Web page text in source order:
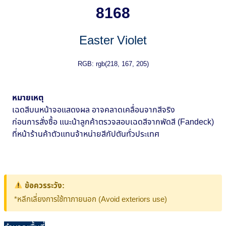
8168
Easter Violet
RGB: rgb(218, 167, 205)
หมายเหตุ
เฉดสีบนหน้าจอแสดงผล อาจคลาดเคลื่อนจากสีจริง
ก่อนการสั่งซื้อ แนะน้าลูกค้าตรวจสอบเฉดสีจากพัดสี (Fandeck)
ที่หน้าร้านค้าตัวแทนจ้าหน่ายสีกัปตันทั่วประเทศ
ข้อควรระวัง:
*หลีกเลี่ยงการใช้ทาภายนอก (Avoid exteriors use)